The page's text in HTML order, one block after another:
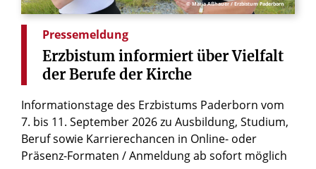
© Maria Aßhauer / Erzbistum Paderborn
Pressemeldung
Erzbistum informiert über Vielfalt
der Berufe der Kirche
Informationstage des Erzbistums Paderborn vom
7. bis 11. September 2026 zu Ausbildung, Studium,
Beruf sowie Karrierechancen in Online- oder
Präsenz-Formaten / Anmeldung ab sofort möglich